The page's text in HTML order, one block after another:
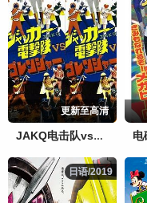
更新至高清
JAKQ电击队vs五连者
日语/2019
日语/2019